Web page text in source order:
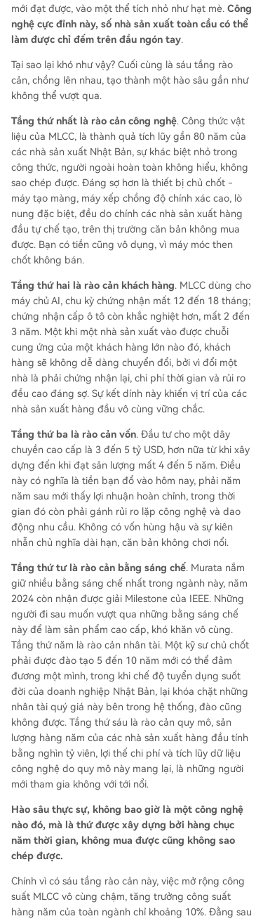
mới đạt được, vào một thể tích nhỏ như hạt mè. Công
nghệ cực đỉnh này, số nhà sản xuất toàn cầu có thể
làm được chỉ đếm trên đầu ngón tay.
Tại sao lại khó như vậy? Cuối cùng là sáu tầng rào
cản, chồng lên nhau, tạo thành một hào sâu gần như
không thể vượt qua.
Tầng thứ nhất là rào cản công nghệ. Công thức vật
liệu của MLCC, là thành quả tích lũy gần 80 năm của
các nhà sản xuất Nhật Bản, sự khác biệt nhỏ trong
công thức, người ngoài hoàn toàn không hiểu, không
sao chép được. Đáng sợ hơn là thiết bị chủ chốt -
máy tạo màng, máy xếp chồng độ chính xác cao, lò
nung đặc biệt, đều do chính các nhà sản xuất hàng
đầu tự chế tạo, trên thị trường căn bản không mua
được. Bạn có tiền cũng vô dụng, vì máy móc then
chốt không bán.
Tầng thứ hai là rào cản khách hàng. MLCC dùng cho
máy chủ AI, chu kỳ chứng nhận mất 12 đến 18 tháng;
chứng nhận cấp ô tô còn khắc nghiệt hơn, mất 2 đến
3 năm. Một khi một nhà sản xuất vào được chuỗi
cung ứng của một khách hàng lớn nào đó, khách
hàng sẽ không dễ dàng chuyển đổi, bởi vì đổi một
nhà là phải chứng nhận lại, chi phí thời gian và rủi ro
đều cao đáng sợ. Sự kết dính này khiến vị trí của các
nhà sản xuất hàng đầu vô cùng vững chắc.
Tầng thứ ba là rào cản vốn. Đầu tư cho một dây
chuyền cao cấp là 3 đến 5 tỷ USD, hơn nữa từ khi xây
dựng đến khi đạt sản lượng mất 4 đến 5 năm. Điều
này có nghĩa là tiền bạn đổ vào hôm nay, phải năm
năm sau mới thấy lợi nhuận hoàn chỉnh, trong thời
gian đó còn phải gánh rủi ro lặp công nghệ và dao
động nhu cầu. Không có vốn hùng hậu và sự kiên
nhẫn chủ nghĩa dài hạn, căn bản không chơi nổi.
Tầng thứ tư là rào cản bằng sáng chế. Murata nắm
giữ nhiều bằng sáng chế nhất trong ngành này, năm
2024 còn nhận được giải Milestone của IEEE. Những
người đi sau muốn vượt qua những bằng sáng chế
này để làm sản phẩm cao cấp, khó khăn vô cùng.
Tầng thứ năm là rào cản nhân tài. Một kỹ sư chủ chốt
phải được đào tạo 5 đến 10 năm mới có thể đảm
đương một mình, trong khi chế độ tuyển dụng suốt
đời của doanh nghiệp Nhật Bản, lại khóa chặt những
nhân tài quý giá này bên trong hệ thống, đào cũng
không được. Tầng thứ sáu là rào cản quy mô, sản
lượng hàng năm của các nhà sản xuất hàng đầu tính
bằng nghìn tỷ viên, lợi thế chi phí và tích lũy dữ liệu
công nghệ do quy mô này mang lại, là những người
mới tham gia không với tới nổi.
Hào sâu thực sự, không bao giờ là một công nghệ
nào đó, mà là thứ được xây dựng bởi hàng chục
năm thời gian, không mua được cũng không sao
chép được.
Chính vì có sáu tầng rào cản này, việc mở rộng công
suất MLCC vô cùng chậm, tăng trưởng công suất
hàng năm của toàn ngành chỉ khoảng 10%. Đằng sau